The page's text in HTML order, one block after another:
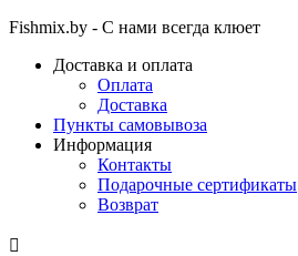
Fishmix.by - С нами всегда клюет
Доставка и оплата
Оплата
Доставка
Пункты самовывоза
Информация
Контакты
Подарочные сертификаты
Возврат
